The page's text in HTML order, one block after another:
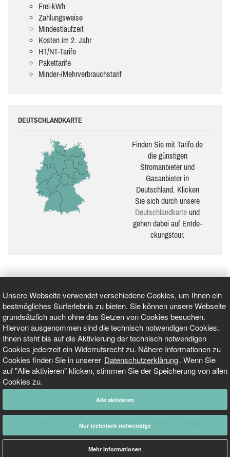
Unsere Webseite verwendet verschiedene Cookies, um Ihnen ein
bestmögliches Surferlebnis zu bieten. Sie können unsere Webseite
grundsätzlich auch ohne das Setzen von Cookies besuchen.
Hiervon ausgenommen sind die technisch notwendigen Cookies.
Ihnen steht bis auf die Aktivierung der technisch notwendigen
Cookies jederzeit ein Widerrufsrecht zu. Nähere Informationen zu
Cookies finden Sie in unserer Datenschutzerklärung. Wenn Sie
auf "Alle aktivieren" klicken, stimmen Sie der Speicherung von allen
Cookies zu.
Alle aktivieren
Nur technisch notwendige
Mehr Informationen
Frei-kWh
Zahlungsweise
Mindestlaufzeit
Kosten im 2. Jahr
HT/NT-Tarife
Pakettarife
Minder-/Mehrverbrauchstarif
DEUTSCHLANDKARTE
Finden Sie mit Tarifo.de
die güns­ti­gen
Stromanbieter und
Gasanbieter in
Deutschland. Klicken
Sie sich durch unsere
Deutsch­land­karte und
gehen dabei auf Ent­de­
ckungs­tour.
GEPRÜFT UND ZERTIFIZIERT
AKTUELLE NACHRICHTEN
TARIFO.DE
Alle Inhalte unterliegen unserem Copyright.